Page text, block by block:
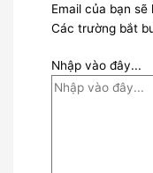
Email của bạn
Các trường bắt
Nhập vào đây...